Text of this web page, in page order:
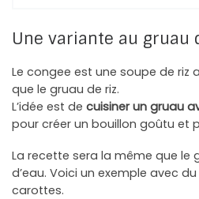
Une variante au gruau
Le congee est une soupe de riz
que le gruau de riz.
L’idée est de cuisiner un gruau
pour créer un bouillon goûtu et
La recette sera la même que le
d’eau. Voici un exemple avec
carottes.